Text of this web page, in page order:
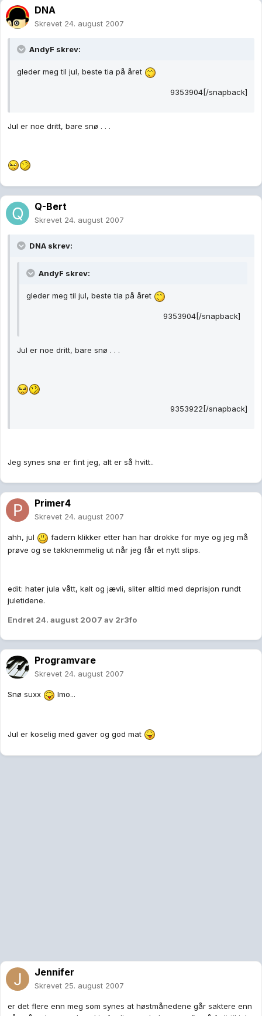
DNA
Skrevet 24. august 2007
AndyF skrev:
gleder meg til jul, beste tia på året
9353904[/snapback]
Jul er noe dritt, bare snø . . .
Q-Bert
Skrevet 24. august 2007
DNA skrev:
AndyF skrev:
gleder meg til jul, beste tia på året
9353904[/snapback]
Jul er noe dritt, bare snø . . .
9353922[/snapback]
Jeg synes snø er fint jeg, alt er så hvitt..
Primer4
Skrevet 24. august 2007
ahh, jul
fadern klikker etter han har drokke for mye og jeg må
prøve og se takknemmelig ut når jeg får et nytt slips.
edit: hater jula vått, kalt og jævli, sliter alltid med deprisjon rundt
juletidene.
Endret 24. august 2007 av 2r3fo
Programvare
Skrevet 24. august 2007
Snø suxx Imo...
Jul er koselig med gaver og god mat
Jennifer
Skrevet 25. august 2007
er det flere enn meg som synes at høstmånedene går saktere enn